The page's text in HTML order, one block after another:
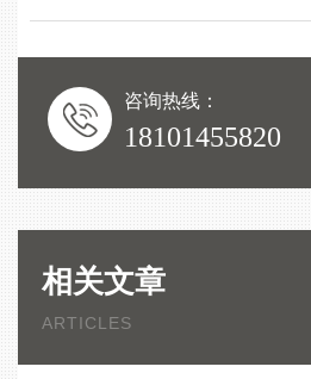
咨询热线：
18101455820
相关文章
ARTICLES